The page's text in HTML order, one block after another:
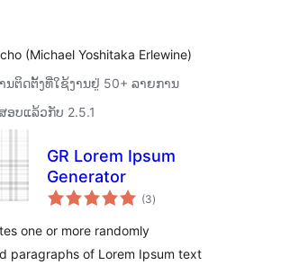
(Michael Yoshitaka Erlewine)
ນຕິດຕັ້ງທີ່ໃຊ້ງານຢູ່ 50+ ລາຍການ
ອບແລ້ວກັບ 2.5.1
GR Lorem Ipsum
Generator
(3ຄະແນນ
ທັງໝົດ
)
one or more randomly
paragraphs of Lorem Ipsum text